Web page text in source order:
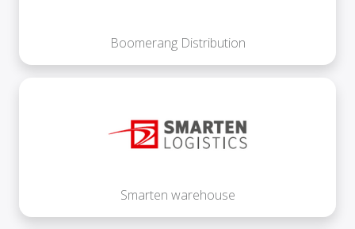
Boomerang Distribution
Smarten warehouse